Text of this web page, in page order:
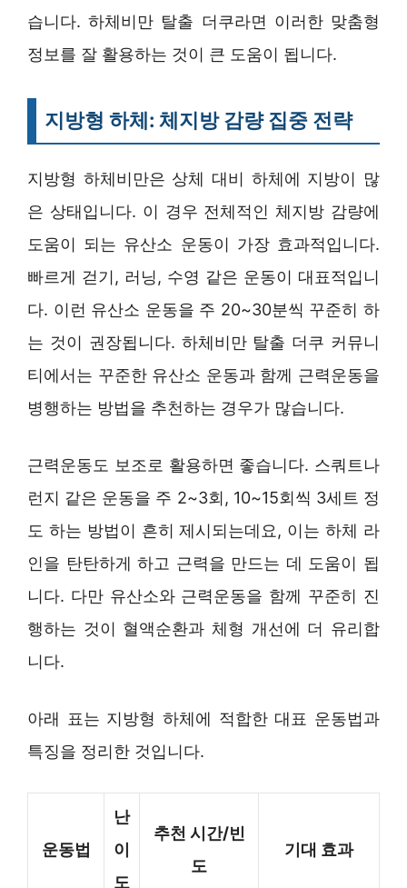
습니다. 하체비만 탈출 더쿠라면 이러한 맞춤형
정보를 잘 활용하는 것이 큰 도움이 됩니다.
지방형 하체: 체지방 감량 집중 전략
지방형 하체비만은 상체 대비 하체에 지방이 많
은 상태입니다. 이 경우 전체적인 체지방 감량에
도움이 되는 유산소 운동이 가장 효과적입니다.
빠르게 걷기, 러닝, 수영 같은 운동이 대표적입니
다. 이런 유산소 운동을 주 20~30분씩 꾸준히 하
는 것이 권장됩니다. 하체비만 탈출 더쿠 커뮤니
티에서는 꾸준한 유산소 운동과 함께 근력운동을
병행하는 방법을 추천하는 경우가 많습니다.
근력운동도 보조로 활용하면 좋습니다. 스쿼트나
런지 같은 운동을 주 2~3회, 10~15회씩 3세트 정
도 하는 방법이 흔히 제시되는데요, 이는 하체 라
인을 탄탄하게 하고 근력을 만드는 데 도움이 됩
니다. 다만 유산소와 근력운동을 함께 꾸준히 진
행하는 것이 혈액순환과 체형 개선에 더 유리합
니다.
아래 표는 지방형 하체에 적합한 대표 운동법과
특징을 정리한 것입니다.
운동법
난
이
도
추천 시간/빈
도
기대 효과